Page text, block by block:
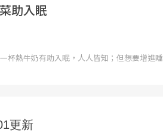
助入眠
杯熱牛奶有助入眠，人人皆知；但想要增進睡